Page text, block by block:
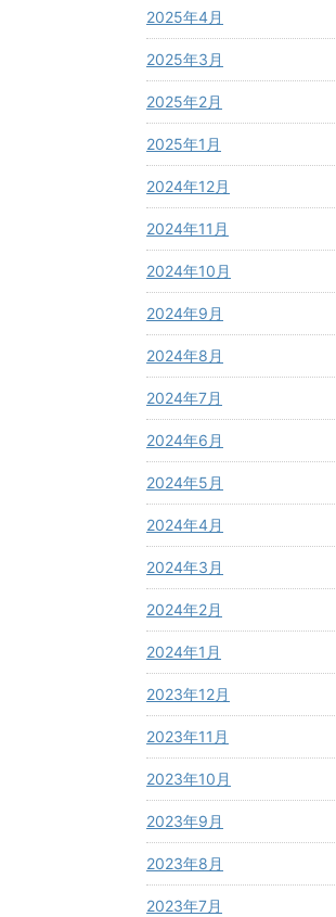
2025年4月
2025年3月
2025年2月
2025年1月
2024年12月
2024年11月
2024年10月
2024年9月
2024年8月
2024年7月
2024年6月
2024年5月
2024年4月
2024年3月
2024年2月
2024年1月
2023年12月
2023年11月
2023年10月
2023年9月
2023年8月
2023年7月